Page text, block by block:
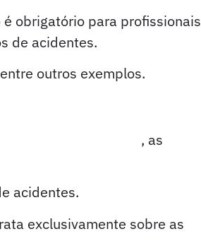
obrigatório para profissionais
de acidentes.
outros exemplos.
, as
acidentes.
exclusivamente sobre as